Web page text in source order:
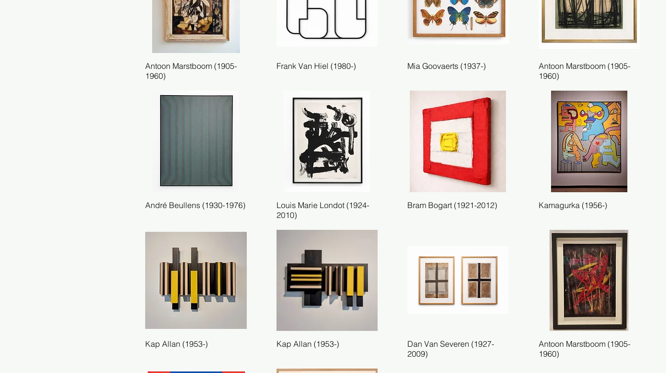
Snel overzicht
Antoon Marstboom (1905-
1960)
Snel overzicht
Frank Van Hiel (1980-) Snel overzicht
Mia Goovaerts (1937-) Snel overzicht
Antoon Marstboom (1905-
1960)
Snel overzicht
André Beullens (1930-1976) Snel overzicht
Louis Marie Londot (1924-
2010)
Snel overzicht
Bram Bogart (1921-2012) Snel overzicht
Kamagurka (1956-)
Snel overzicht
Kap Allan (1953-) Snel overzicht
Kap Allan (1953-) Snel overzicht
Dan Van Severen (1927-
2009)
Snel overzicht
Antoon Marstboom (1905-
1960)